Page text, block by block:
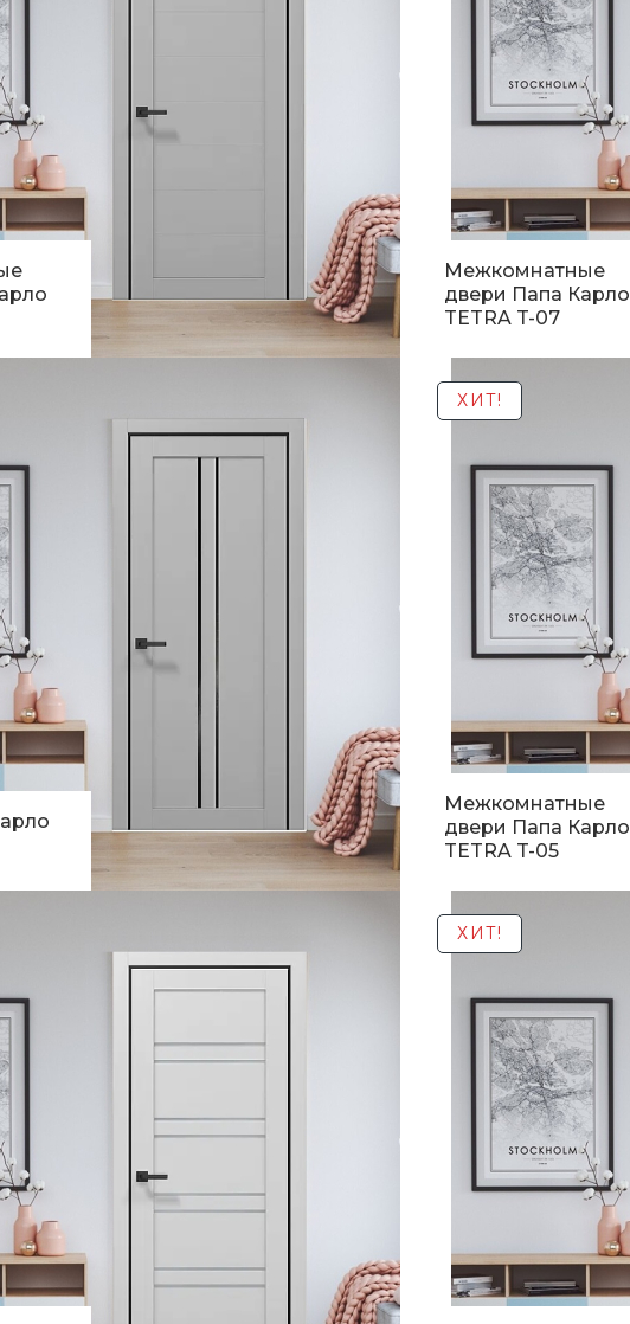
Межкомнатные
двери Папа Карло
TETRA T-07
4 880грн.
ХИТ!
Межкомнатные
двери Папа Карло
TETRA T-05
5 060грн.
ХИТ!